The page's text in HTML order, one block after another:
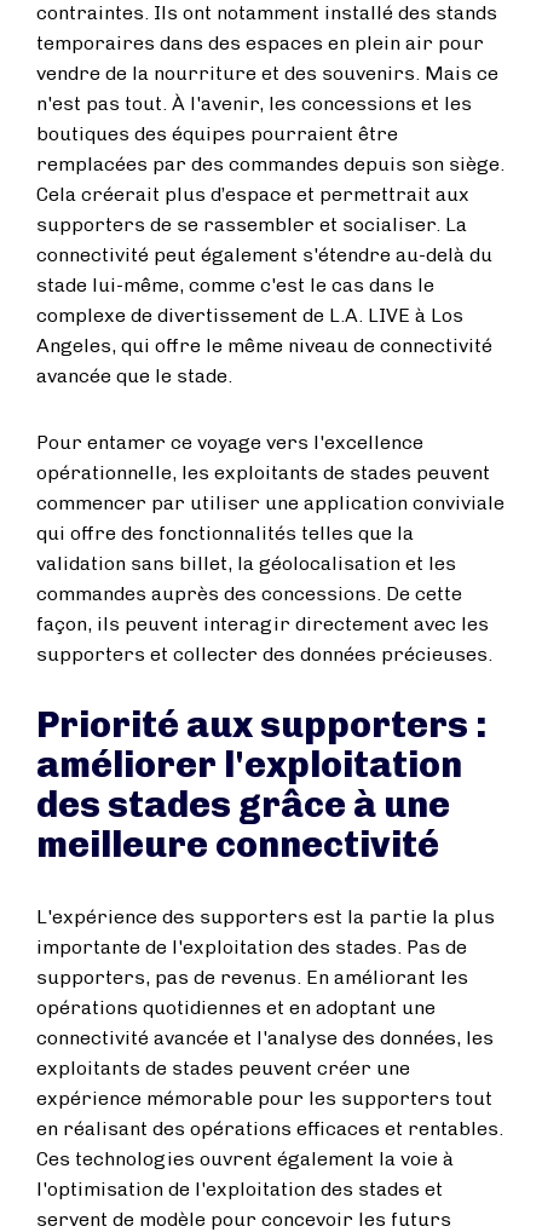
contraintes. Ils ont notamment installé des stands
temporaires dans des espaces en plein air pour
vendre de la nourriture et des souvenirs. Mais ce
n'est pas tout. À l'avenir, les concessions et les
boutiques des équipes pourraient être
remplacées par des commandes depuis son siège.
Cela créerait plus d’espace et permettrait aux
supporters de se rassembler et socialiser. La
connectivité peut également s'étendre au-delà du
stade lui-même, comme c'est le cas dans le
complexe de divertissement de L.A. LIVE à Los
Angeles, qui offre le même niveau de connectivité
avancée que le stade.
Pour entamer ce voyage vers l'excellence
opérationnelle, les exploitants de stades peuvent
commencer par utiliser une application conviviale
qui offre des fonctionnalités telles que la
validation sans billet, la géolocalisation et les
commandes auprès des concessions. De cette
façon, ils peuvent interagir directement avec les
supporters et collecter des données précieuses.
Priorité aux supporters :
améliorer l'exploitation
des stades grâce à une
meilleure connectivité
L'expérience des supporters est la partie la plus
importante de l'exploitation des stades. Pas de
supporters, pas de revenus. En améliorant les
opérations quotidiennes et en adoptant une
connectivité avancée et l'analyse des données, les
exploitants de stades peuvent créer une
expérience mémorable pour les supporters tout
en réalisant des opérations efficaces et rentables.
Ces technologies ouvrent également la voie à
l'optimisation de l'exploitation des stades et
servent de modèle pour concevoir les futurs